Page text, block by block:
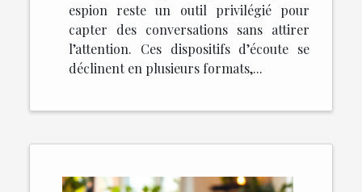
espion reste un outil privilégié pour
capter des conversations sans attirer
l’attention. Ces dispositifs d’écoute se
déclinent en plusieurs formats,...